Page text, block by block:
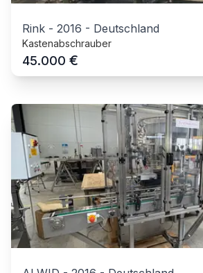
Rink - 2016 - Deutschland
Kastenabschrauber
45.000 €